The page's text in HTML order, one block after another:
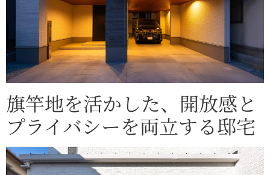
旗竿地を活かした、開放感と
プライバシーを両立する邸宅